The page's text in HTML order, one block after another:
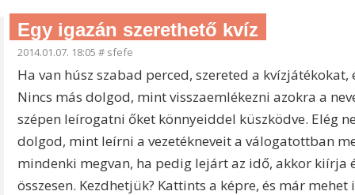
Egy igazán szerethető kvíz
2014.01.07. 18:05 # sfefe
Ha van húsz szabad perced, szereted a
Nincs más dolgod, mint visszaemlékezni azokra a
szépen leírogatni őket könnyeiddel küszködve. Elég
dolgod, mint leírni a vezetékneveit a válogatottban
mindenki megvan, ha pedig lejárt az idő, akkor
összesen. Kezdhetjük? Kattints a képre, és már mehet